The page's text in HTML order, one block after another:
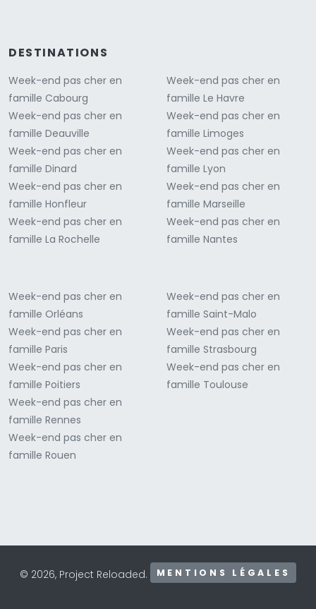
DESTINATIONS
Week-end pas cher en
famille Cabourg
Week-end pas cher en
famille Deauville
Week-end pas cher en
famille Dinard
Week-end pas cher en
famille Honfleur
Week-end pas cher en
famille La Rochelle
Week-end pas cher en
famille Le Havre
Week-end pas cher en
famille Limoges
Week-end pas cher en
famille Lyon
Week-end pas cher en
famille Marseille
Week-end pas cher en
famille Nantes
Week-end pas cher en
famille Orléans
Week-end pas cher en
famille Paris
Week-end pas cher en
famille Poitiers
Week-end pas cher en
famille Rennes
Week-end pas cher en
famille Rouen
Week-end pas cher en
famille Saint-Malo
Week-end pas cher en
famille Strasbourg
Week-end pas cher en
famille Toulouse
© 2026, Project Reloaded. MENTIONS LÉGALES